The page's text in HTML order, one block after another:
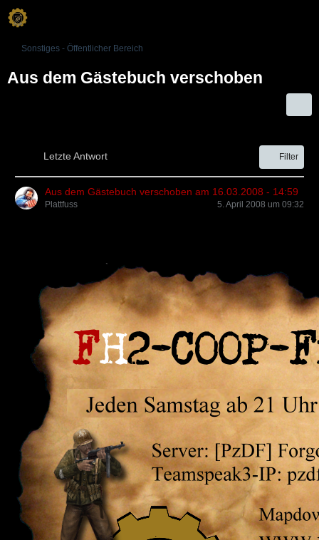
Sonstiges - Öffentlicher Bereich
Aus dem Gästebuch verschoben
Letzte Antwort Filter
Aus dem Gästebuch verschoben am 16.03.2008 - 14:59
Plattfuss 5. April 2008 um 09:32